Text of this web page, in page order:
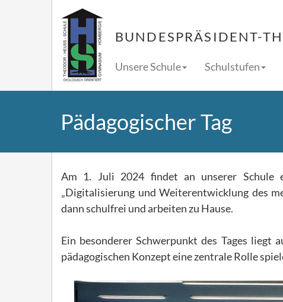
BUNDESPRÄSIDENT-
Unsere Schule Schulstufen
Pädagogischer Tag
Am 1. Juli 2024 findet an unserer Schule
„Digitalisierung und Weiterentwicklung des
dann schulfrei und arbeiten zu Hause.
Ein besonderer Schwerpunkt des Tages liegt
pädagogischen Konzept eine zentrale Rolle